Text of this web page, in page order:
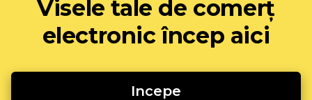
Visele tale de comerț
electronic încep aici
Incepe